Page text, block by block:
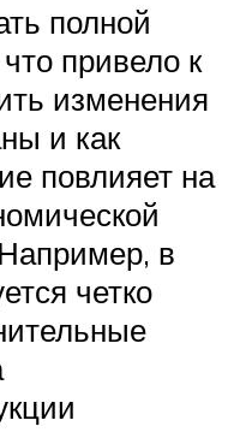
полной
привело к
изменения
и как
повлияет на
в
четко